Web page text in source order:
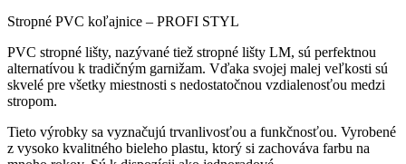
Stropné PVC koľajnice – PROFI STYL
PVC stropné lišty, nazývané tiež stropné lišty LM, sú perfektnou
alternatívou k tradičným garnižam. Vďaka svojej malej veľkosti sú
skvelé pre všetky miestnosti s nedostatočnou vzdialenosťou medzi
stropom.
Tieto výrobky sa vyznačujú trvanlivosťou a funkčnosťou. Vyrobené
z vysoko kvalitného bieleho plastu, ktorý si zachováva farbu na